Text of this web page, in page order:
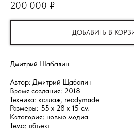
200 000 ₽
ДОБАВИТЬ В
Дмитрий Шабалин
Автор: Дмитрий Щабалин
Время создания: 2018
Техника: коллаж, readymade
Размеры: 55 х 28 х 15 см
Категория: новые медиа
Тема: объект